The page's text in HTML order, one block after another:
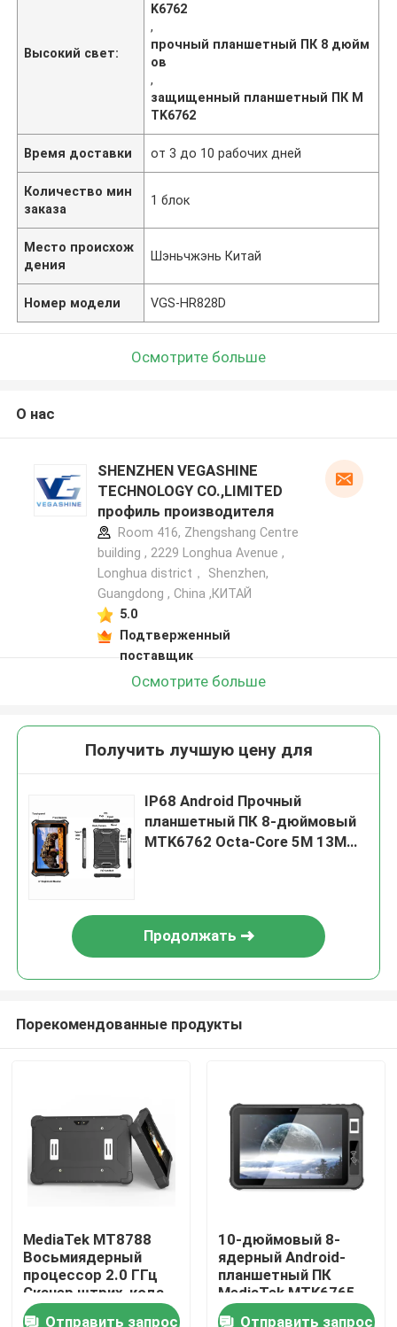
Продукция
О Компании
Высокий свет:
K6762
,
прочный планшетный ПК 8 дюйм
ов
,
защищенный планшетный ПК M
TK6762
Время доставки от 3 до 10 рабочих дней
Количество мин
заказа
1 блок
Место происхож
дения
Шэньчжэнь Китай
Номер модели VGS-HR828D
Осмотрите больше
О нас
SHENZHEN VEGASHINE
TECHNOLOGY CO.,LIMITED
профиль производителя
Room 416, Zhengshang Centre
building , 2229 Longhua Avenue ,
Longhua district， Shenzhen,
Guangdong , China ,КИТАЙ
5.0
Подтверженный
поставщик
Осмотрите больше
Получить лучшую цену для
IP68 Android Прочный
планшетный ПК 8-дюймовый
MTK6762 Octa-Core 5M 13M
Продолжать
Порекомендованные продукты
MediaTek MT8788
Восьмиядерный
процессор 2.0 ГГц
Сканер штрих-кода
Распознавание лица
Отправить запрос
10-дюймовый 8-
ядерный Android-
планшетный ПК
MediaTek MTK6765
прочный со
Отправить запрос